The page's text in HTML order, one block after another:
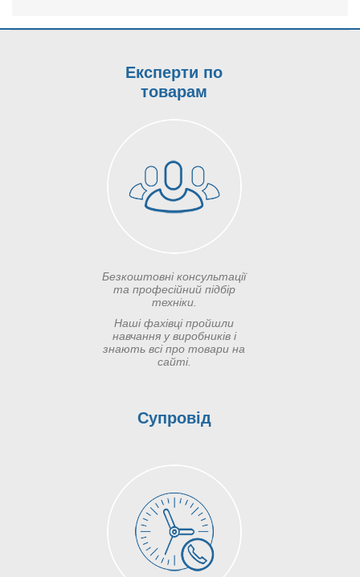
Експерти по
товарам
Безкоштовні консультації
та професійний підбір
техніки.
Наші фахівці пройшли
навчання у виробників і
знають всі про товари на
сайті.
Супровід